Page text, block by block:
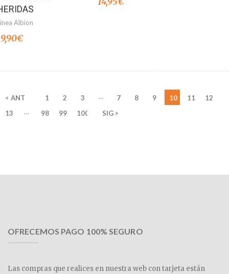
Albion
€
< ANT 1 2 3 … 7 8 9 10 11
12
13
… 98 99 100 SIG >
OFRECEMOS PAGO 100% SEGURO
Las compras que realices en nuestra web con tarjeta están